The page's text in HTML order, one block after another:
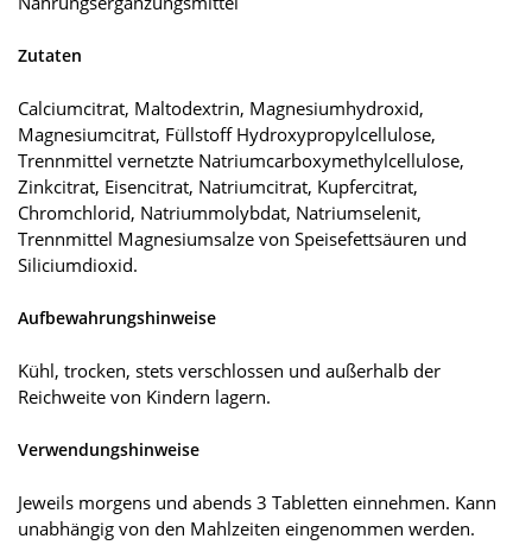
Zutaten
Calciumcitrat, Maltodextrin, Magnesiumhydroxid,
Magnesiumcitrat, Füllstoff Hydroxypropylcellulose,
Trennmittel vernetzte Natriumcarboxymethylcellulose,
Zinkcitrat, Eisencitrat, Natriumcitrat, Kupfercitrat,
Chromchlorid, Natriummolybdat, Natriumselenit,
Trennmittel Magnesiumsalze von Speisefettsäuren und
Siliciumdioxid.
Aufbewahrungshinweise
Kühl, trocken, stets verschlossen und außerhalb der
Reichweite von Kindern lagern.
Verwendungshinweise
Jeweils morgens und abends 3 Tabletten einnehmen. Kann
unabhängig von den Mahlzeiten eingenommen werden.